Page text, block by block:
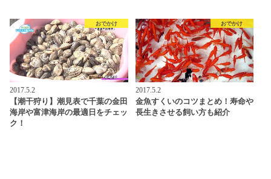
おでかけ
2017.5.2
【潮干狩り】潮見表で千葉の金田
海岸や富津海岸の最適日をチェッ
ク！
おでかけ
2017.5.2
金魚すくいのコツまとめ！寿命や
長生きさせる飼い方も紹介